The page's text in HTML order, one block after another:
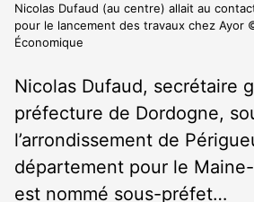
Nicolas Dufaud (au centre) allait au
pour le lancement des travaux chez Ayor
Économique
Nicolas Dufaud, secrétaire
préfecture de Dordogne,
l’arrondissement de
département pour le
est nommé sous-préfet…